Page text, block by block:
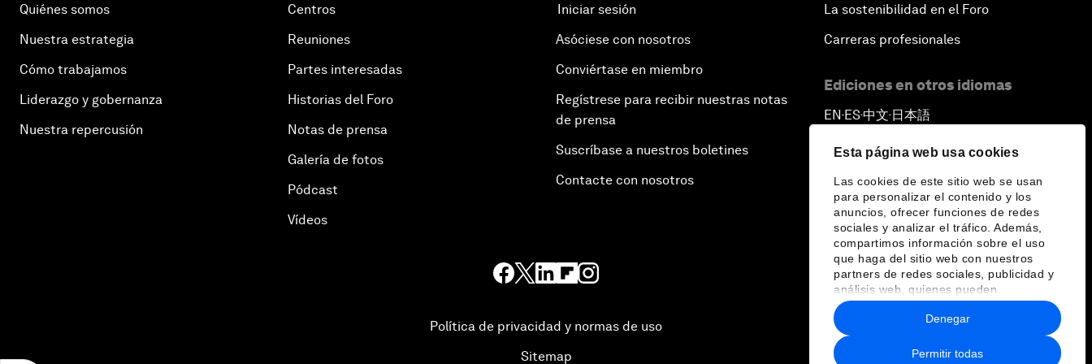
Esta página web usa cookies
Las cookies de este sitio web se usan
para personalizar el contenido y los
anuncios, ofrecer funciones de redes
sociales y analizar el tráfico. Además,
compartimos información sobre el uso
que haga del sitio web con nuestros
partners de redes sociales, publicidad y
análisis web, quienes pueden
combinarla con otra información que les
haya proporcionado o que hayan
recopilado a partir del uso que haya
hecho de sus servicios.
Permitir todas
Denegar
Quiénes somos
Nuestra estrategia
Cómo trabajamos
Liderazgo y gobernanza
Nuestra repercusión
Centros
Reuniones
Partes interesadas
Historias del Foro
Notas de prensa
Galería de fotos
Pódcast
Vídeos
Iniciar sesión
Asóciese con nosotros
Conviértase en miembro
Regístrese para recibir nuestras notas
de prensa
Suscríbase a nuestros boletines
Contacte con nosotros
La sostenibilidad en el Foro
Carreras profesionales
Ediciones en otros idiomas
EN ▪ ES▪中文▪ 日本語
Política de privacidad y normas de uso
Sitemap